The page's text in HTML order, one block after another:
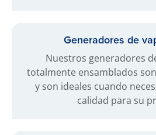
Generadores de
Nuestros generadores
totalmente ensamblados
y son ideales cuando
calidad para su